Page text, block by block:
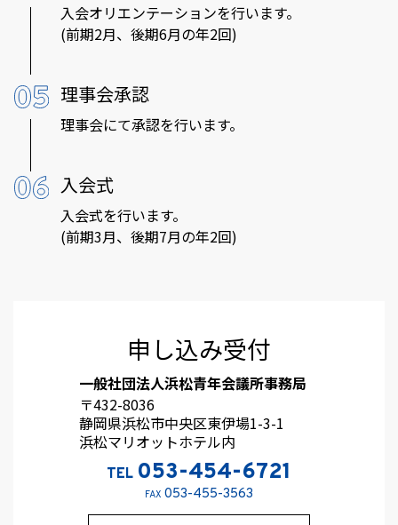
入会オリエンテーションを行います。
(前期2月、後期6月の年2回)
理事会承認
理事会にて承認を行います。
入会式
入会式を行います。
(前期3月、後期7月の年2回)
申し込み受付
一般社団法人浜松青年会議所事務局
〒432-8036
静岡県浜松市中央区東伊場1-3-1
浜松マリオットホテル内
TEL 053-454-6721
FAX 053-455-3563